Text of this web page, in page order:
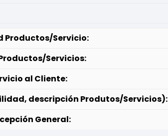
Productos/Servicio:
Servicios:
al Cliente:
descripción Produtos/Servicios):
General: